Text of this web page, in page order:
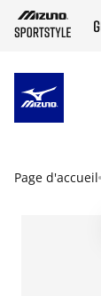
Page d'accueil